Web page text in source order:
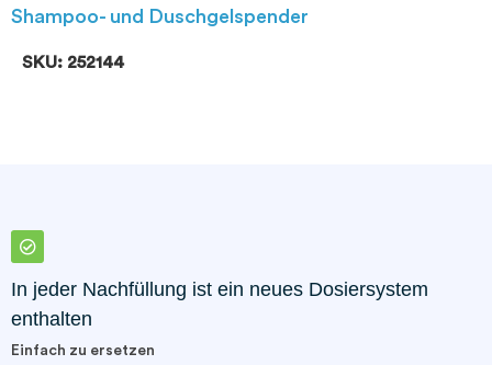
Shampoo- und Duschgelspender
SKU: 252144
In jeder Nachfüllung ist ein neues Dosiersystem
enthalten
Einfach zu ersetzen